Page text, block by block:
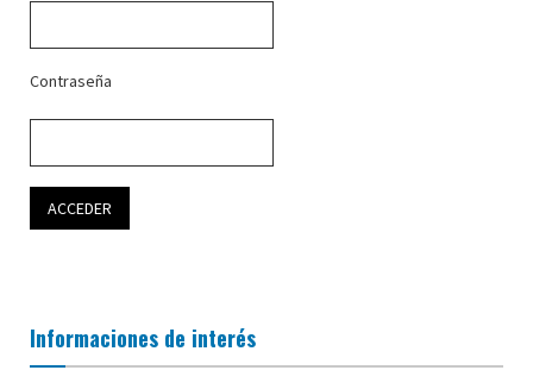
Contraseña
Informaciones de interés